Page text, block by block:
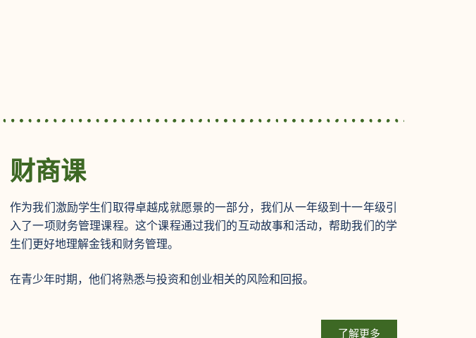
财商课
作为我们激励学生们取得卓越成就愿景的一部分，我们从一年级到十一年级引
入了一项财务管理课程。这个课程通过我们的互动故事和活动，帮助我们的学
生们更好地理解金钱和财务管理。
在青少年时期，他们将熟悉与投资和创业相关的风险和回报。
了解更多